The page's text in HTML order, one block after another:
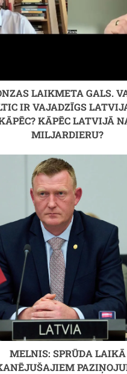
LAIKMETA GALS.
IR VAJADZĪGS
KĀPĒC LATVIJĀ
MILJARDIERU?
MELNIS: SPRŪDA LAIKĀ